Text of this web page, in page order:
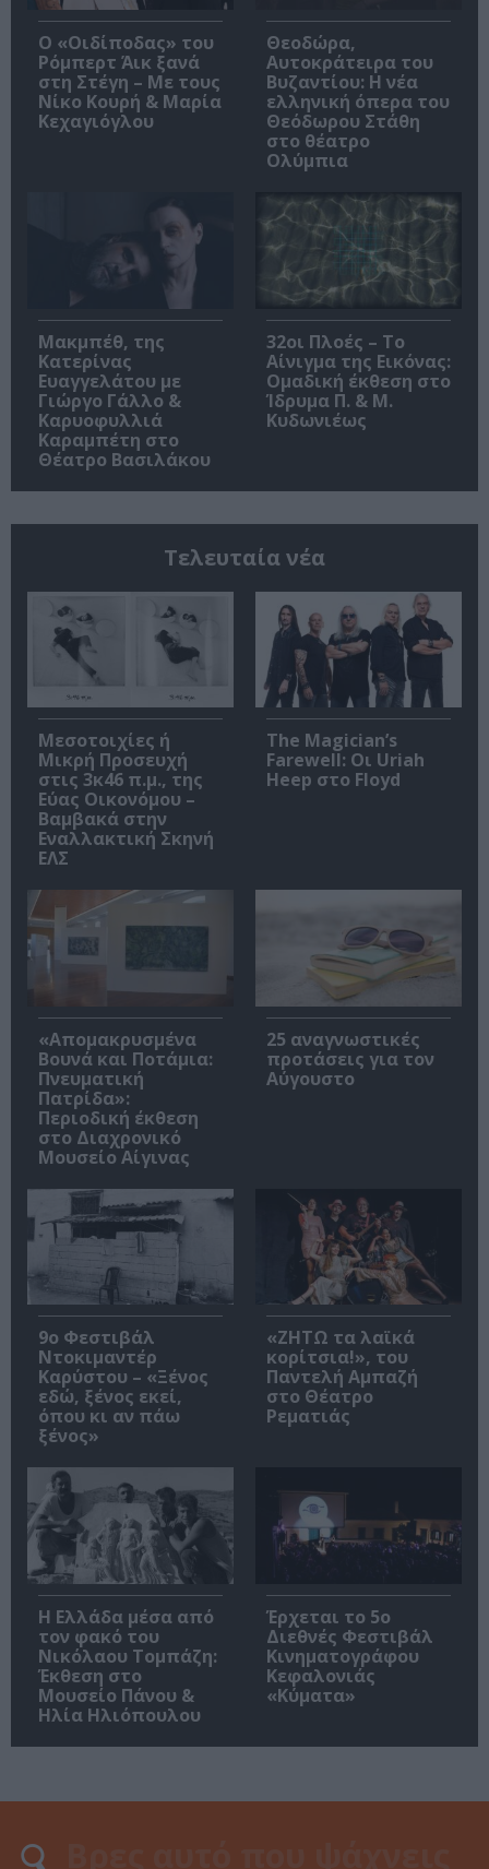
O «Οιδίποδας» του
Ρόμπερτ Άικ ξανά
στη Στέγη – Με τους
Νίκο Κουρή & Μαρία
Κεχαγιόγλου
Θεοδώρα,
Αυτοκράτειρα του
Βυζαντίου: Η νέα
ελληνική όπερα του
Θεόδωρου Στάθη
στο θέατρο
Ολύμπια
Μακμπέθ, της
Κατερίνας
Ευαγγελάτου με
Γιώργο Γάλλο &
Καρυοφυλλιά
Καραμπέτη στο
Θέατρο Βασιλάκου
32οι Πλοές – Το
Αίνιγμα της Εικόνας:
Ομαδική έκθεση στο
Ίδρυμα Π. & Μ.
Κυδωνιέως
Τελευταία νέα
Μεσοτοιχίες ή
Μικρή Προσευχή
στις 3κ46 π.μ., της
Εύας Οικονόμου –
Βαμβακά στην
Εναλλακτική Σκηνή
ΕΛΣ
The Magician’s
Farewell: Οι Uriah
Heep στο Floyd
«Απομακρυσμένα
Βουνά και Ποτάμια:
Πνευματική
Πατρίδα»:
Περιοδική έκθεση
στο Διαχρονικό
Μουσείο Αίγινας
25 αναγνωστικές
προτάσεις για τον
Αύγουστο
9ο Φεστιβάλ
Ντοκιμαντέρ
Καρύστου – «Ξένος
εδώ, ξένος εκεί,
όπου κι αν πάω
ξένος»
«ΖΗΤΩ τα λαϊκά
κορίτσια!», του
Παντελή Αμπαζή
στο Θέατρο
Ρεματιάς
Η Ελλάδα μέσα από
τον φακό του
Νικόλαου Τομπάζη:
Έκθεση στο
Μουσείο Πάνου &
Ηλία Ηλιόπουλου
Έρχεται το 5ο
Διεθνές Φεστιβάλ
Κινηματογράφου
Κεφαλονιάς
«Κύματα»